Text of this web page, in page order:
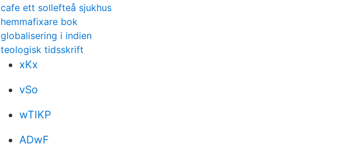
cafe ett sollefteå sjukhus
hemmafixare bok
globalisering i indien
teologisk tidsskrift
xKx
vSo
wTIKP
ADwF